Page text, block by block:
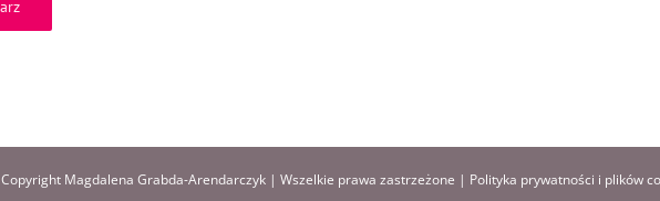
Copyright Magdalena Grabda-Arendarczyk | Wszelkie prawa zastrzeżone | Polityka prywatności i plików